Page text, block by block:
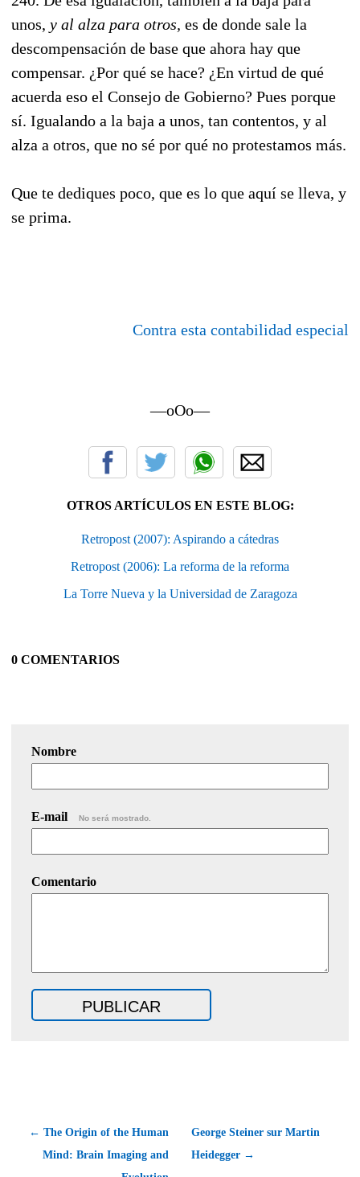
unos, y al alza para otros, es de donde sale la
descompensación de base que ahora hay que
compensar. ¿Por qué se hace? ¿En virtud de qué
acuerda eso el Consejo de Gobierno? Pues porque
sí. Igualando a la baja a unos, tan contentos, y al
alza a otros, que no sé por qué no protestamos más.
Que te dediques poco, que es lo que aquí se lleva, y
se prima.
Contra esta contabilidad especial
—oOo—
OTROS ARTÍCULOS EN ESTE BLOG:
Retropost (2007): Aspirando a cátedras
Retropost (2006): La reforma de la reforma
La Torre Nueva y la Universidad de Zaragoza
0 COMENTARIOS
Nombre
E-mail No será mostrado.
Comentario
← The Origin of the Human
Mind: Brain Imaging and
George Steiner sur Martin
Heidegger →